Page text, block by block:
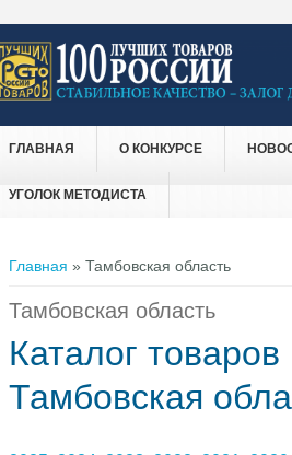
ГЛАВНАЯ О КОНКУРСЕ
УГОЛОК МЕТОДИСТА
Вы здесь
Главная » Тамбовская область
Тамбовская область
Каталог
Тамбовская